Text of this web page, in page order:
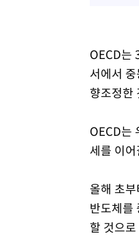
OECD는
서에서
향조정한
OECD는
세를 이
올해 초
반도체를
할 것으